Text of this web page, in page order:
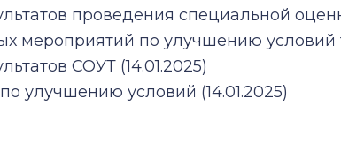
проведения специальной
мероприятий по улучшению условий
СОУТ (14.01.2025)
улучшению условий (14.01.2025)